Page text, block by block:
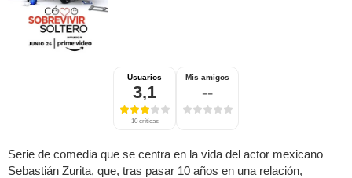
Usuarios
3,1
10 críticas
Mis amigos
--
Serie de comedia que se centra en la vida del actor mexicano
Sebastián Zurita, que, tras pasar 10 años en una relación,